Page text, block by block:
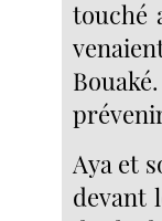
touché
Aya et
devant